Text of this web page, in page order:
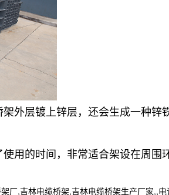
外层镀上锌层，还会生成一种锌
用的时间，非常适合架设在周围
厂,吉林电缆桥架,吉林电缆桥架生产厂家,,